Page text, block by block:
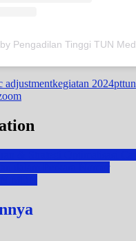
adjustmentkegiatan 2024pttun